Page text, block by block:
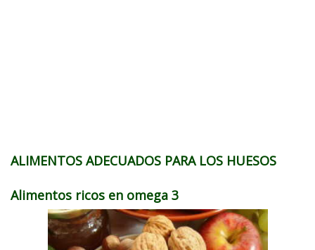
ALIMENTOS ADECUADOS PARA LOS HUESOS
Alimentos ricos en omega 3